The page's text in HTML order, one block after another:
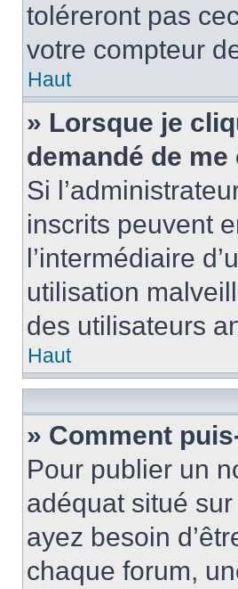
toléreront pas
votre compteur
Haut
» Lorsque je
demandé de
Si
inscrits peuvent
l’intermédiaire
utilisation
des utilisateurs
Haut
» Comment
Pour publier un
adéquat situé
ayez besoin
chaque forum,